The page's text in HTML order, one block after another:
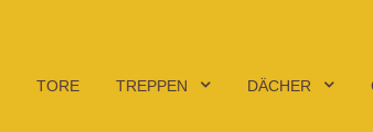
TORE TREPPEN DÄCHER